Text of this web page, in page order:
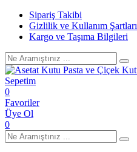
Sipariş Takibi
Gizlilik ve Kullanım Şartları
Kargo ve Taşıma Bilgileri
Sepetim
0
Favoriler
Üye Ol
0